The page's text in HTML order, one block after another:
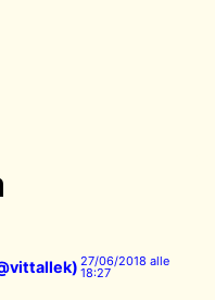
27/06/2018 alle
18:27